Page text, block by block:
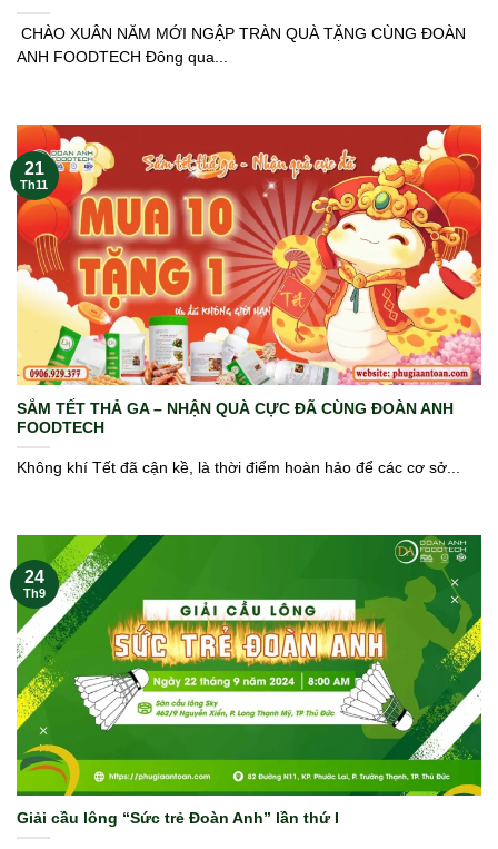
️ CHÀO XUÂN NĂM MỚI NGẬP TRÀN QUÀ TẶNG CÙNG ĐOÀN
ANH FOODTECH Đông qua...
SẮM TẾT THẢ GA – NHẬN QUÀ CỰC ĐÃ CÙNG ĐOÀN ANH
FOODTECH
Không khí Tết đã cận kề, là thời điểm hoàn hảo để các cơ sở...
21
Th11
Giải cầu lông “Sức trẻ Đoàn Anh” lần thứ I
24
Th9